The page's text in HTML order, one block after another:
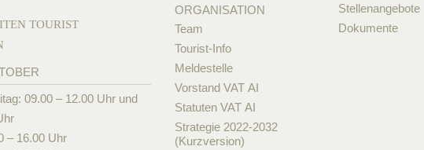
TOURIST
09.00 – 12.00 Uhr und
– 16.00 Uhr
ORGANISATION
Team
Tourist-Info
Meldestelle
Vorstand VAT AI
Statuten VAT AI
Strategie 2022-2032
(Kurzversion)
Stellenangebote
Dokumente